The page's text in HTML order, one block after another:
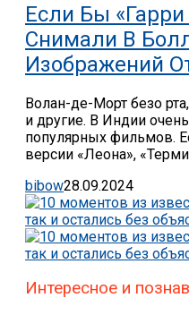
Если Бы «Гарри
Снимали В
Изображений
Волан-де-Морт безо
и другие. В Индии
популярных фильмов.
версии «Леона»,
bibow28.09.2024
Интересное и